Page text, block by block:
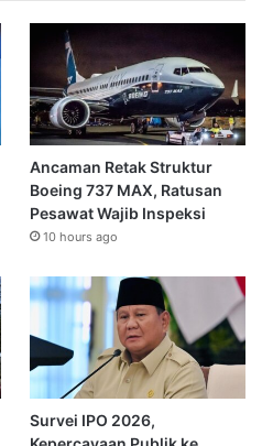
Ancaman Retak Struktur
Boeing 737 MAX, Ratusan
Pesawat Wajib Inspeksi
10 hours ago
Survei IPO 2026,